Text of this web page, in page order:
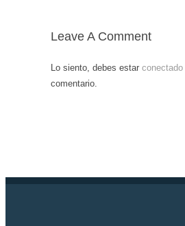
Leave A Comment
Lo siento, debes estar conectado
comentario.